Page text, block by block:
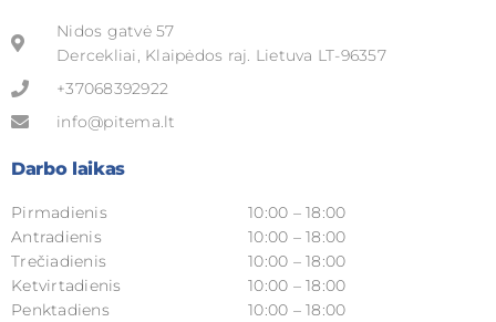
Nidos gatvė 57
Dercekliai, Klaipėdos raj. Lietuva LT-96357
+37068392922
info@pitema.lt
Darbo laikas
Pirmadienis
Antradienis
Trečiadienis
Ketvirtadienis
Penktadiens
10:00 – 18:00
10:00 – 18:00
10:00 – 18:00
10:00 – 18:00
10:00 – 18:00